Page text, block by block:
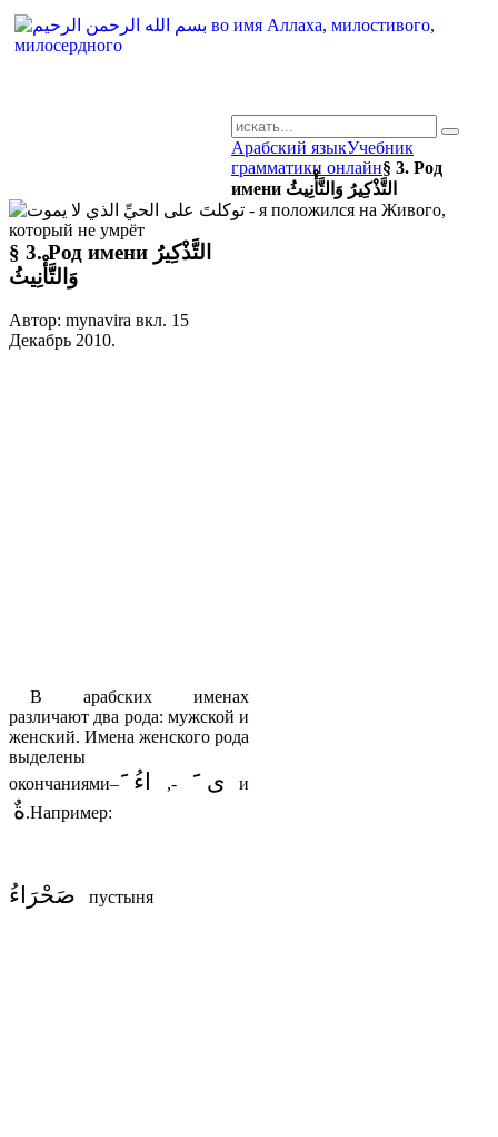
Арабский языкУчебник
грамматики онлайн§ 3. Род
имени التَّذْكِيرُ وَالتَّأْنِيثُ
§ 3. Род имени التَّذْكِيرُ
وَالتَّأْنِيثُ
Автор: mynavira вкл. 15
Декабрь 2010.
В арабских именах
различают два рода: мужской и
женский. Имена женского рода
выделены
окончаниями– اءُ ,- ى и
ةٌ.Например:
صَحْرَاءُ пустыня